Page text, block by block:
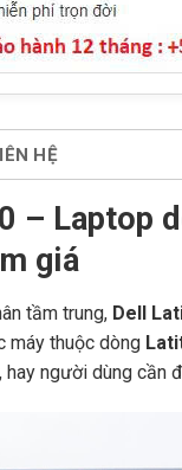
HỆ
– Laptop
giá
tầm trung, Dell
máy thuộc dòng
hay người dùng